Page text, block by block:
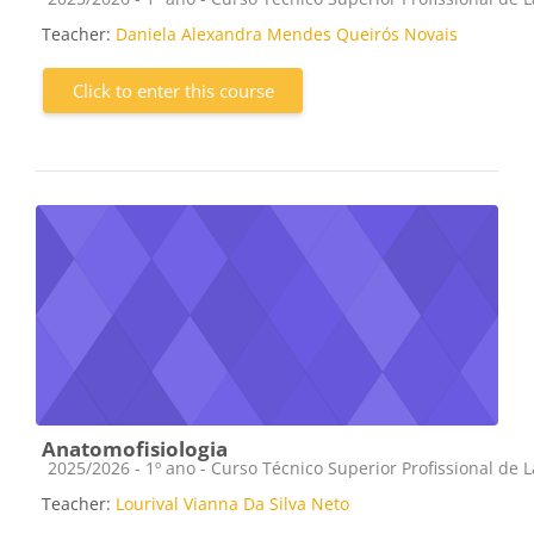
Teacher: Daniela Alexandra Mendes Queirós Novais
Click to enter this course
Anatomofisiologia
Course category
2025/2026 - 1º ano - Curso Técnico Superior Profissional de
Teacher: Lourival Vianna Da Silva Neto